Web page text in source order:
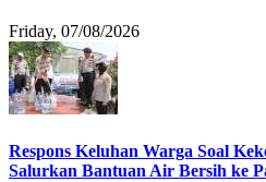
Friday, 07/08/2026
Respons Keluhan Warga Soal
Salurkan Bantuan Air Bersih ke